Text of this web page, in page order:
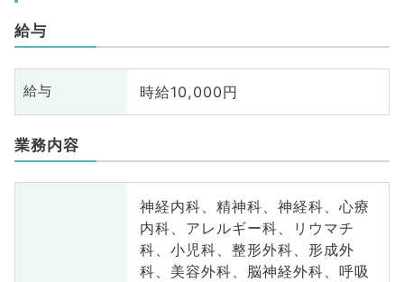
給与
給与 時給10,000円
業務内容
神経内科、精神科、神経科、心療
内科、アレルギー科、リウマチ
科、小児科、整形外科、形成外
科、美容外科、脳神経外科、呼吸